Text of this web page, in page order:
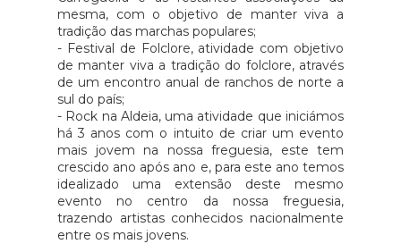
mesma, com o objetivo de manter viva a
tradição das marchas populares;
- Festival de Folclore, atividade com objetivo
de manter viva a tradição do folclore, através
de um encontro anual de ranchos de norte a
sul do país;
- Rock na Aldeia, uma atividade que iniciámos
há 3 anos com o intuito de criar um evento
mais jovem na nossa freguesia, este tem
crescido ano após ano e, para este ano temos
idealizado uma extensão deste mesmo
evento no centro da nossa freguesia,
trazendo artistas conhecidos nacionalmente
entre os mais jovens.